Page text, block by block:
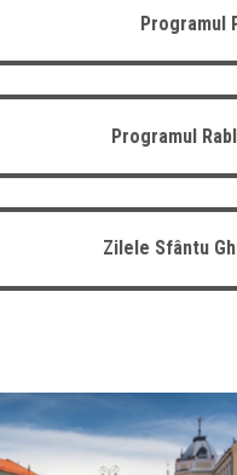
Programul
Programul
Zilele Sfântu